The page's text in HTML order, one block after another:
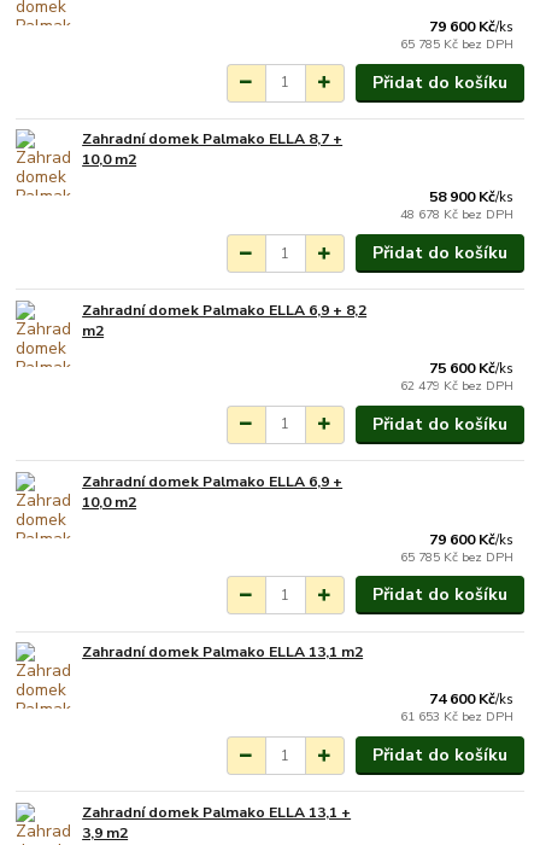
79 600 Kč/ks
65 785 Kč bez DPH
Přidat do košíku
Zahradní domek Palmako ELLA 8,7 +
10,0 m2
58 900 Kč/ks
48 678 Kč bez DPH
Přidat do košíku
Zahradní domek Palmako ELLA 6,9 + 8,2
m2
75 600 Kč/ks
62 479 Kč bez DPH
Přidat do košíku
Zahradní domek Palmako ELLA 6,9 +
10,0 m2
79 600 Kč/ks
65 785 Kč bez DPH
Přidat do košíku
Zahradní domek Palmako ELLA 13,1 m2
74 600 Kč/ks
61 653 Kč bez DPH
Přidat do košíku
Zahradní domek Palmako ELLA 13,1 +
3,9 m2